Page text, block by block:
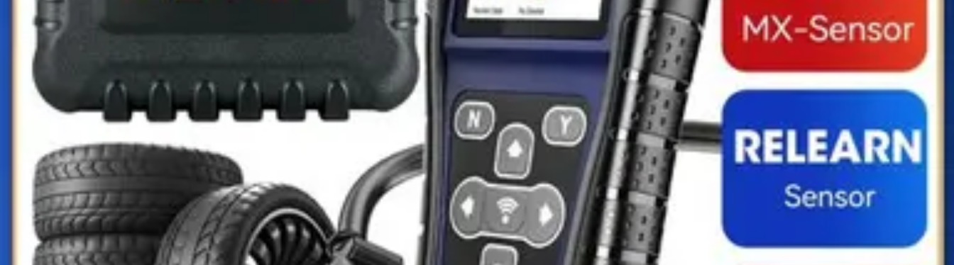
Gamificación
Estrategias de Aprendizaje Aprendizaje Activo
Aprende con Nosotros